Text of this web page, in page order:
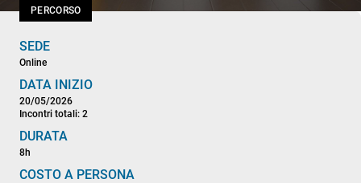
PERCORSO
SEDE
Online
DATA INIZIO
20/05/2026
Incontri totali: 2
DURATA
8h
COSTO A PERSONA